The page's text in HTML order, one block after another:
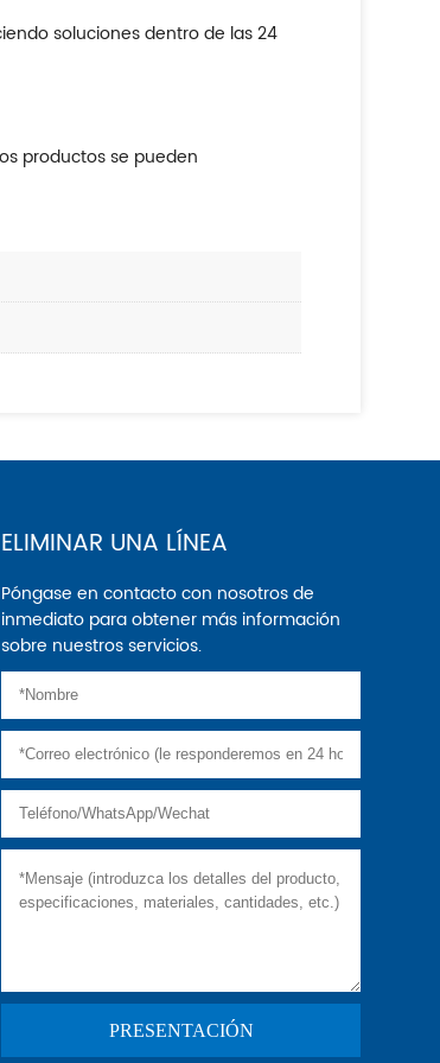
ELIMINAR UNA LÍNEA
Póngase en contacto con nosotros de
inmediato para obtener más información
sobre nuestros servicios.